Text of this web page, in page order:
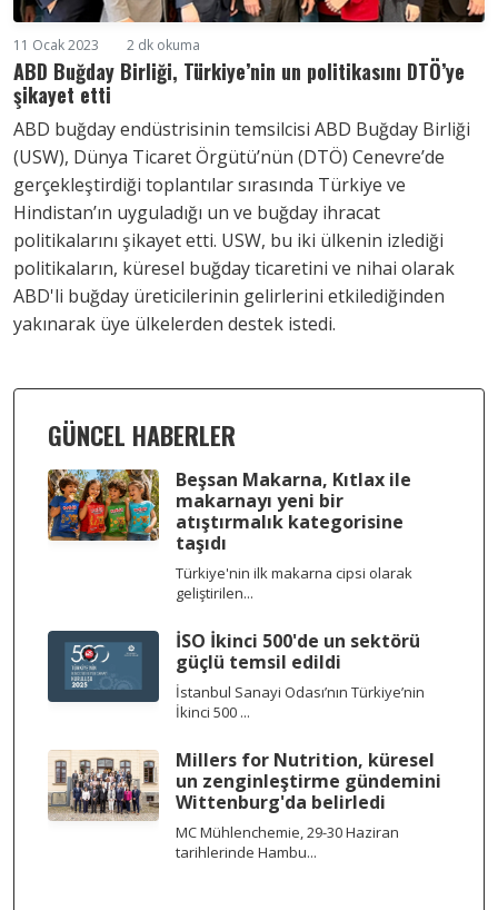
11 Ocak 2023 2 dk okuma
ABD Buğday Birliği, Türkiye’nin un politikasını DTÖ’ye
şikayet etti
ABD buğday endüstrisinin temsilcisi ABD Buğday Birliği
(USW), Dünya Ticaret Örgütü’nün (DTÖ) Cenevre’de
gerçekleştirdiği toplantılar sırasında Türkiye ve
Hindistan’ın uyguladığı un ve buğday ihracat
politikalarını şikayet etti. USW, bu iki ülkenin izlediği
politikaların, küresel buğday ticaretini ve nihai olarak
ABD'li buğday üreticilerinin gelirlerini etkilediğinden
yakınarak üye ülkelerden destek istedi.
GÜNCEL HABERLER
Beşsan Makarna, Kıtlax ile
makarnayı yeni bir
atıştırmalık kategorisine
taşıdı
Türkiye'nin ilk makarna cipsi olarak
geliştirilen...
İSO İkinci 500'de un sektörü
güçlü temsil edildi
İstanbul Sanayi Odası’nın Türkiye’nin
İkinci 500 ...
Millers for Nutrition, küresel
un zenginleştirme gündemini
Wittenburg'da belirledi
MC Mühlenchemie, 29-30 Haziran
tarihlerinde Hambu...